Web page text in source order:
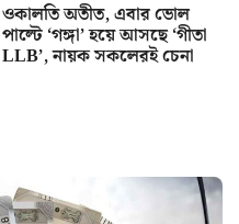
ওকালতি অতীত, এবার ভোল
পাল্টে ‘গঙ্গা’ হয়ে আসছে ‘গীতা
LLB’, নায়ক সকলেরই চেনা